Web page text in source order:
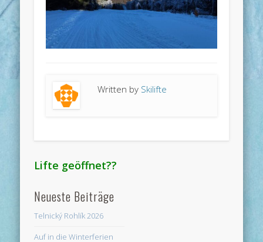
Written by Skilifte
Lifte geöffnet??
Neueste Beiträge
Telnický Rohlík 2026
Auf in die Winterferien